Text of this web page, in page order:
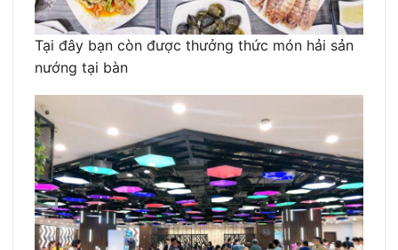
Tại đây bạn còn được thưởng thức món hải sản
nướng tại bàn